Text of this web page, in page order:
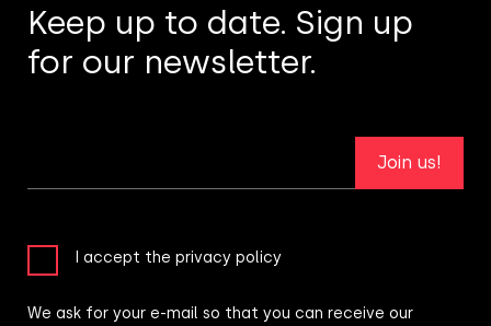
Keep up to date. Sign up
for our newsletter.
Join us!
I accept the privacy policy
We ask for your e-mail so that you can receive our